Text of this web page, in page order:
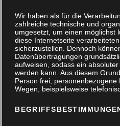
Wir haben als für die
zahlreiche technische und
umgesetzt, um einen möglichst
diese Internetseite
sicherzustellen. Dennoch
Datenübertragungen
aufweisen, sodass ein
werden kann. Aus diesem
Person frei,
Wegen, beispielsweise